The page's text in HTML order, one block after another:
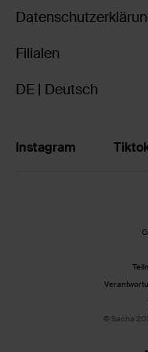
Filialen
DE | Deutsch
Instagram
© Sacha